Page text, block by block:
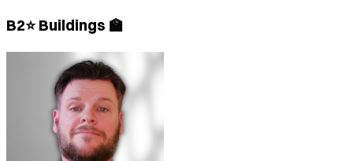
B2⭐ Buildings 🏫